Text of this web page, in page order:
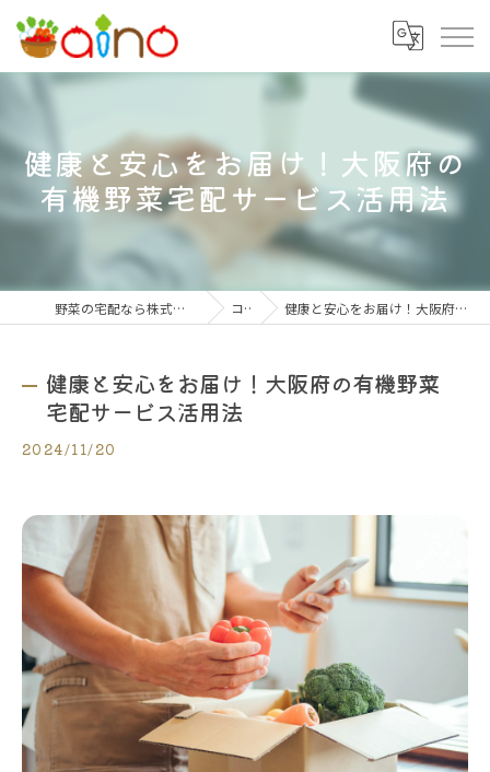
健康と安心をお届け！大阪府の
有機野菜宅配サービス活用法
野菜の宅配なら株式会社大阪愛農食品センター コラム 健康と安心をお届け！大阪府の有機野菜宅配サービス活用法
健康と安心をお届け！大阪府の有機野菜
宅配サービス活用法
2024/11/20